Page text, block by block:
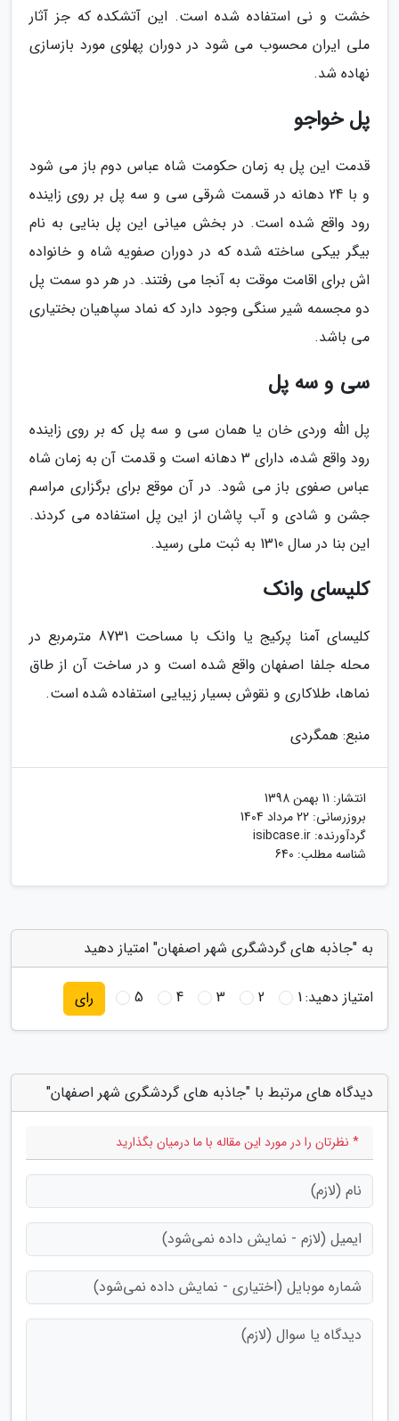
خشت و نی استفاده شده است. این آتشکده که جز آثار
ملی ایران محسوب می شود در دوران پهلوی مورد بازسازی
نهاده شد.
پل خواجو
قدمت این پل به زمان حکومت شاه عباس دوم باز می شود
و با 24 دهانه در قسمت شرقی سی و سه پل بر روی زاینده
رود واقع شده است. در بخش میانی این پل بنایی به نام
بیگر بیکی ساخته شده که در دوران صفویه شاه و خانواده
اش برای اقامت موقت به آنجا می رفتند. در هر دو سمت پل
دو مجسمه شیر سنگی وجود دارد که نماد سپاهیان بختیاری
می باشد.
سی و سه پل
پل الله وردی خان یا همان سی و سه پل که بر روی زاینده
رود واقع شده، دارای 3 دهانه است و قدمت آن به زمان شاه
عباس صفوی باز می شود. در آن موقع برای برگزاری مراسم
جشن و شادی و آب پاشان از این پل استفاده می کردند.
این بنا در سال 1310 به ثبت ملی رسید.
کلیسای وانک
کلیسای آمنا پرکیج یا وانک با مساحت 8731 مترمربع در
محله جلفا اصفهان واقع شده است و در ساخت آن از طاق
نماها، طلاکاری و نقوش بسیار زیبایی استفاده شده است.
منبع: همگردی
انتشار: 11 بهمن 1398
بروزرسانی: 22 مرداد 1404
گردآورنده: isibcase.ir
شناسه مطلب: 640
به "جاذبه های گردشگری شهر اصفهان" امتیاز دهید
امتیاز دهید:1
2
3
4
5 رای
دیدگاه های مرتبط با "جاذبه های گردشگری شهر اصفهان"
* نظرتان را در مورد این مقاله با ما درمیان بگذارید